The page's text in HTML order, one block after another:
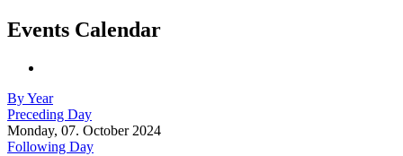
Events Calendar
By Year
Preceding Day
Monday, 07. October 2024
Following Day